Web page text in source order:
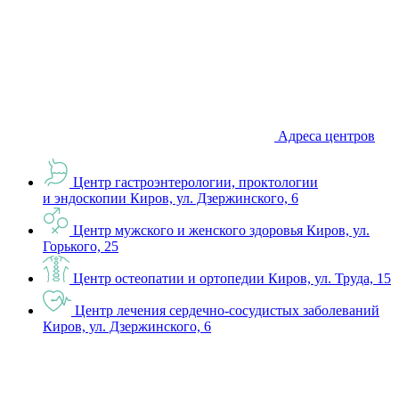
Адреса центров
Центр гастроэнтерологии, проктологии
и эндоскопии Киров, ул. Дзержинского, 6
Центр мужского и женского здоровья Киров, ул.
Горького, 25
Центр остеопатии и ортопедии Киров, ул. Труда, 15
Центр лечения сердечно-сосудистых заболеваний
Киров, ул. Дзержинского, 6